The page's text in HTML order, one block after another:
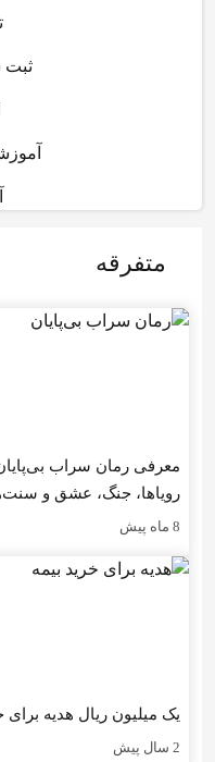
ثبت
متفرقه
معرفی رمان سراب
رویاها، جنگ، عشق و
8 ماه پیش
یک میلیون ریال هدیه
2 سال پیش